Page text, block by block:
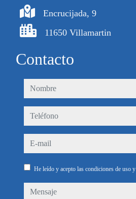
Encrucijada, 9
11650 Villamartin
Contacto
nombre
teléfono
e-mail
He leído y acepto las condiciones de uso y
mensaje